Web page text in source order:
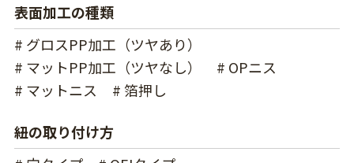
表面加工の種類
# グロスPP加工（ツヤあり）
# マットPP加工（ツヤなし）
# OPニス
# マットニス
# 箔押し
紐の取り付け方